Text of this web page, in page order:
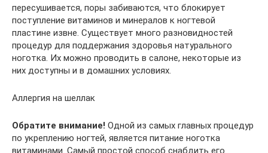
пересушивается, поры забиваются, что блокирует
поступление витаминов и минералов к ногтевой
пластине извне. Существует много разновидностей
процедур для поддержания здоровья натурального
ноготка. Их можно проводить в салоне, некоторые из
них доступны и в домашних условиях.
Аллергия на шеллак
Обратите внимание! Одной из самых главных процедур
по укреплению ногтей, является питание ноготка
витаминами. Самый простой способ снабдить его